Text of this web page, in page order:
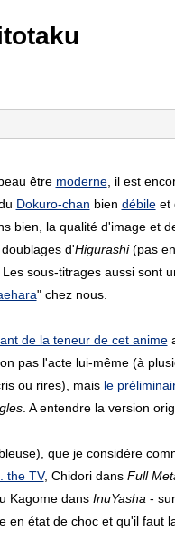
être moderne, il est
Dokuro-chan bien débileet
bien, la qualité d'image et
d'Higurashi(pas
sous-titrages aussi sont
" chez nous.
de la teneur de cet anime
pas l'acte lui-même (à
ou rires), mais le
. A entendre la version
que je considère
the TV, Chidori dans Full
Kagome dans InuYasha -
état de choc et qu'il faut